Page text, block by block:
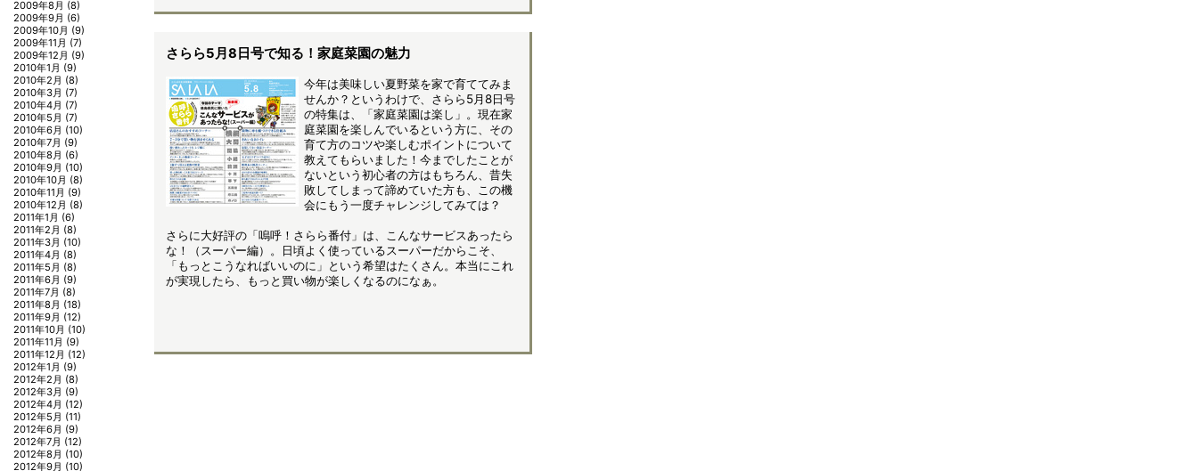
さらら5月8日号で知る！家庭菜園の魅力
今年は美味しい夏野菜を家で育ててみま
せんか？というわけで、さらら5月8日号
の特集は、「家庭菜園は楽し」。現在家
庭菜園を楽しんでいるという方に、その
育て方のコツや楽しむポイントについて
教えてもらいました！今までしたことが
ないという初心者の方はもちろん、昔失
敗してしまって諦めていた方も、この機
会にもう一度チャレンジしてみては？
さらに大好評の「嗚呼！さらら番付」は、こんなサービスあったら
な！（スーパー編）。日頃よく使っているスーパーだからこそ、
「もっとこうなればいいのに」という希望はたくさん。本当にこれ
が実現したら、もっと買い物が楽しくなるのになぁ。
2009年8月 (8)
2009年9月 (6)
2009年10月 (9)
2009年11月 (7)
2009年12月 (9)
2010年1月 (9)
2010年2月 (8)
2010年3月 (7)
2010年4月 (7)
2010年5月 (7)
2010年6月 (10)
2010年7月 (9)
2010年8月 (6)
2010年9月 (10)
2010年10月 (8)
2010年11月 (9)
2010年12月 (8)
2011年1月 (6)
2011年2月 (8)
2011年3月 (10)
2011年4月 (8)
2011年5月 (8)
2011年6月 (9)
2011年7月 (8)
2011年8月 (18)
2011年9月 (12)
2011年10月 (10)
2011年11月 (9)
2011年12月 (12)
2012年1月 (9)
2012年2月 (8)
2012年3月 (9)
2012年4月 (12)
2012年5月 (11)
2012年6月 (9)
2012年7月 (12)
2012年8月 (10)
2012年9月 (10)